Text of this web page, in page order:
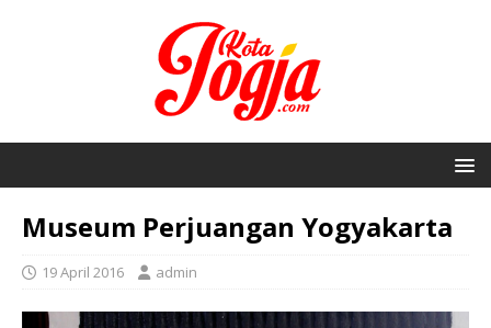
Museum Perjuangan Yogyakarta
19 April 2016 admin